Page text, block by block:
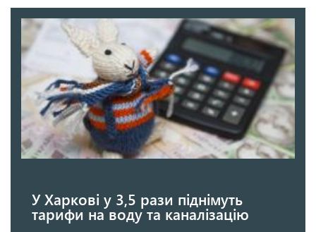
У Харкові у 3,5 рази піднімуть
тарифи на воду та каналізацію